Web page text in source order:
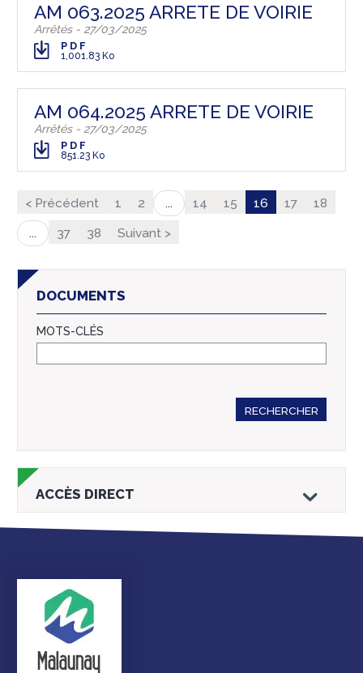
AM 063.2025 ARRETE DE VOIRIE
Arrêtés - 27/03/2025
PDF
1,001.83 Ko
AM 064.2025 ARRETE DE VOIRIE
Arrêtés - 27/03/2025
PDF
851.23 Ko
< Précédent 1 2 ... 14 15 16 17 18
... 37 38 Suivant >
DOCUMENTS
MOTS-CLÉS
RECHERCHER
ACCÈS DIRECT
Droits et
démarches